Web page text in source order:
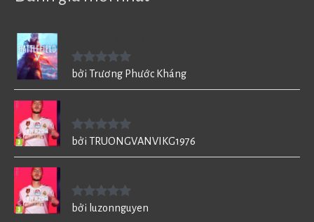
Được xếp
bởi Trương Phước Kháng
Được xếp
bởi TRUONGVANVIKG1976
Được xếp
bởi luzonnguyen